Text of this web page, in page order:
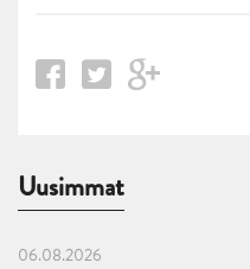
Uusimmat
06.08.2026